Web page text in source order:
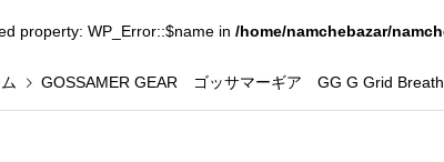
property: WP_Error::$name in /home/namchebazar/
GOSSAMER GEAR ゴッサマーギア GG G Grid